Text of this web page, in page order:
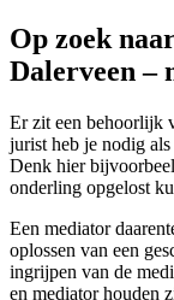
Op zoek
Dalerveen –
Er zit een behoorlijk
jurist heb je nodig
Denk hier
onderling opgelost
Een mediator
oplossen van een
ingrijpen van de
en mediator houden